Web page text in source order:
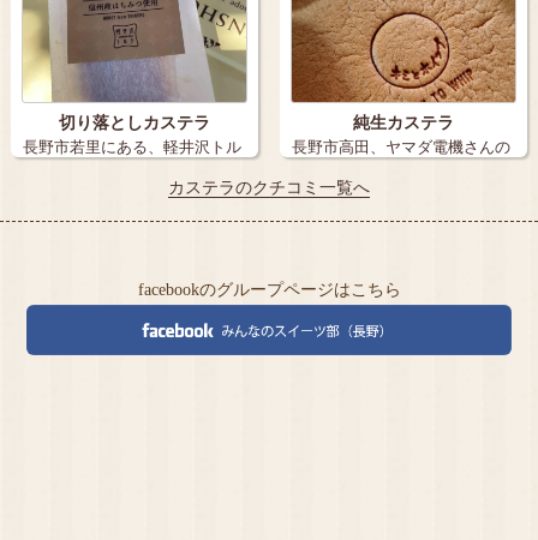
切り落としカステラ
長野市若里にある、軽井沢トル
純生カステラ
長野市高田、ヤマダ電機さんの
お隣にありま…
カステラのクチコミ一覧へ
facebookのグループページはこちら